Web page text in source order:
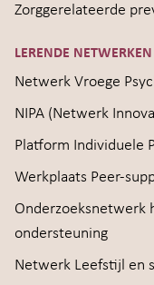
Zorggerelateerde
LERENDE NETWERKEN
Netwerk Vroege
NIPA (Netwerk
Platform Individuele
Werkplaats Peer-
Onderzoeksnetwerk
ondersteuning
Netwerk Leefstijl en